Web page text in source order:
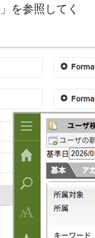
」を参照してく